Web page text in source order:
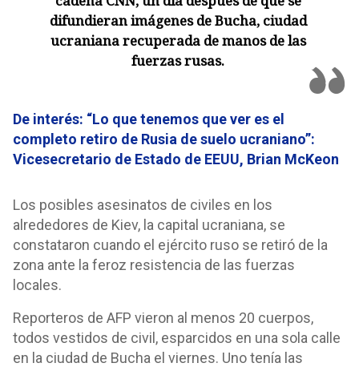
difundieran imágenes de Bucha, ciudad
ucraniana recuperada de manos de las
fuerzas rusas.
De interés: “Lo que tenemos que ver es el
completo retiro de Rusia de suelo ucraniano”:
Vicesecretario de Estado de EEUU, Brian McKeon
Los posibles asesinatos de civiles en los
alrededores de Kiev, la capital ucraniana, se
constataron cuando el ejército ruso se retiró de la
zona ante la feroz resistencia de las fuerzas
locales.
Reporteros de AFP vieron al menos 20 cuerpos,
todos vestidos de civil, esparcidos en una sola calle
en la ciudad de Bucha el viernes. Uno tenía las